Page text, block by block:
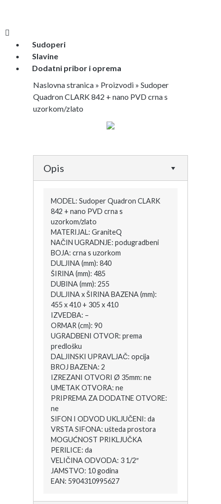
Sudoperi
Slavine
Dodatni pribor i oprema
Naslovna stranica » Proizvodi »Sudoper
Quadron CLARK 842 + nano PVD crna s
uzorkom/zlato
Opis
MODEL: Sudoper Quadron CLARK
842 + nano PVD crna s
uzorkom/zlato
MATERIJAL: GraniteQ
NAČIN UGRADNJE: podugradbeni
BOJA: crna s uzorkom
DULJINA (mm): 840
ŠIRINA (mm): 485
DUBINA (mm): 255
DULJINA x ŠIRINA BAZENA (mm):
455 x 410 + 305 x 410
IZVEDBA: –
ORMAR (cm): 90
UGRADBENI OTVOR: prema
predlošku
DALJINSKI UPRAVLJAČ: opcija
BROJ BAZENA: 2
IZREZANI OTVORI Ø 35mm: ne
UMETAK OTVORA: ne
PRIPREMA ZA DODATNE OTVORE:
ne
SIFON I ODVOD UKLJUČENI: da
VRSTA SIFONA: ušteda prostora
MOGUĆNOST PRIKLJUČKA
PERILICE: da
VELIČINA ODVODA: 3 1/2″
JAMSTVO: 10 godina
EAN: 5904310995627